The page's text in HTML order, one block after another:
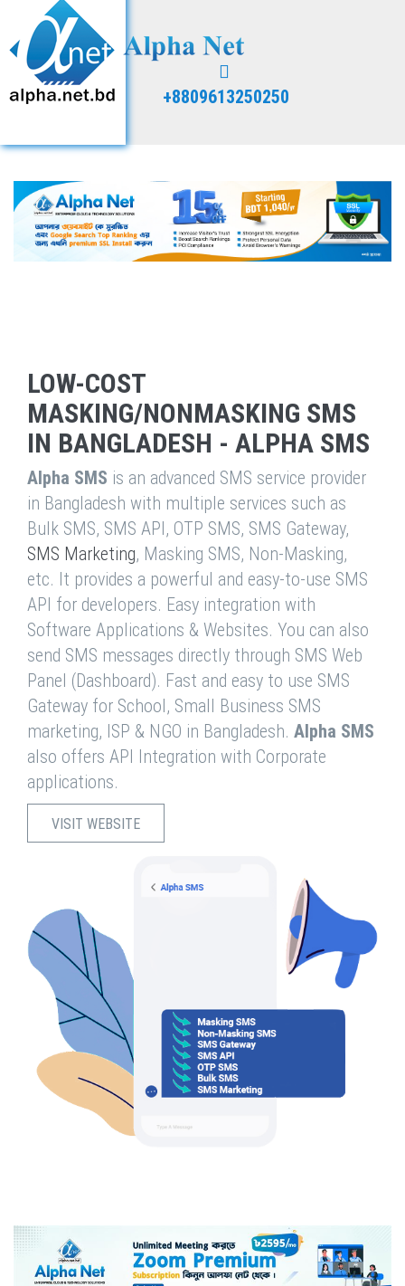
+8809613250250
LOW-COST
MASKING/NONMASKING SMS
IN BANGLADESH - ALPHA SMS
Alpha SMS is an advanced SMS service provider
in Bangladesh with multiple services such as
Bulk SMS, SMS API, OTP SMS, SMS Gateway,
SMS Marketing, Masking SMS, Non-Masking,
etc. It provides a powerful and easy-to-use SMS
API for developers. Easy integration with
Software Applications & Websites. You can also
send SMS messages directly through SMS Web
Panel (Dashboard). Fast and easy to use SMS
Gateway for School, Small Business SMS
marketing, ISP & NGO in Bangladesh. Alpha SMS
also offers API Integration with Corporate
applications.
VISIT WEBSITE